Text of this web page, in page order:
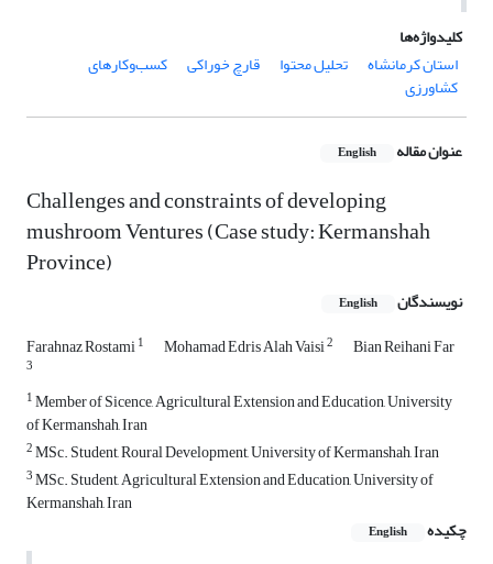
کلیدواژه‌ها
استان کرمانشاه
تحلیل محتوا قارچ خوراکی کسب‌وکارهای
کشاورزی
عنوان مقاله English
Challenges and constraints of developing
mushroom Ventures (Case study: Kermanshah
Province)
نویسندگان English
Farahnaz Rostami1 Mohamad Edris Alah Vaisi2 Bian Reihani Far
3
1Member of Sicence, Agricultural Extension and Education, University
of Kermanshah, Iran
2MSc. Student, Roural Development, University of Kermanshah, Iran
3MSc. Student, Agricultural Extension and Education, University of
Kermanshah, Iran
چکیده
English